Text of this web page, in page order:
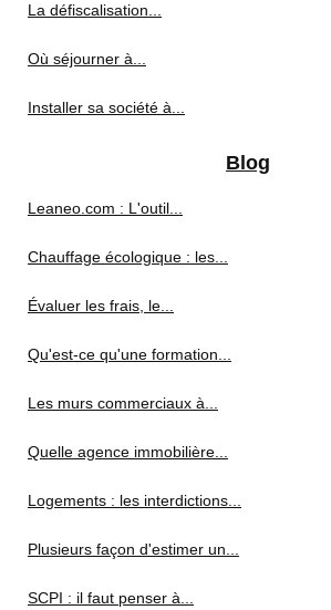
La défiscalisation...
Où séjourner à...
Installer sa société à...
Blog
Leaneo.com : L'outil...
Chauffage écologique : les...
Évaluer les frais, le...
Qu'est-ce qu'une formation...
Les murs commerciaux à...
Quelle agence immobilière...
Logements : les interdictions...
Plusieurs façon d'estimer un...
SCPI : il faut penser à...